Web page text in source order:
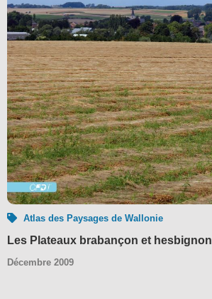
Atlas des Paysages de Wallonie
Les Plateaux brabançon et hesbignon
Décembre 2009